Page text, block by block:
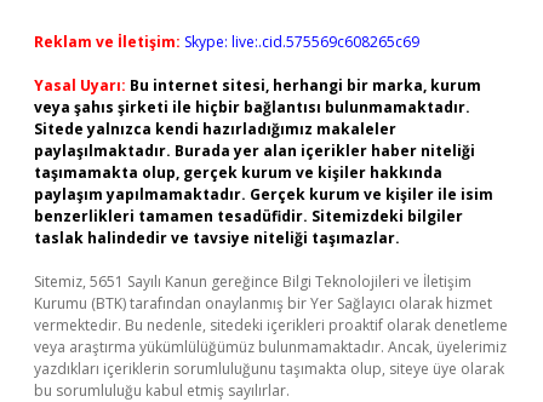
Reklam ve İletişim: Skype: live:.cid.575569c608265c69
Yasal Uyarı: Bu internet sitesi, herhangi bir marka, kurum
veya şahıs şirketi ile hiçbir bağlantısı bulunmamaktadır.
Sitede yalnızca kendi hazırladığımız makaleler
paylaşılmaktadır. Burada yer alan içerikler haber niteliği
taşımamakta olup, gerçek kurum ve kişiler hakkında
paylaşım yapılmamaktadır. Gerçek kurum ve kişiler ile isim
benzerlikleri tamamen tesadüfidir. Sitemizdeki bilgiler
taslak halindedir ve tavsiye niteliği taşımazlar.
Sitemiz, 5651 Sayılı Kanun gereğince Bilgi Teknolojileri ve İletişim
Kurumu (BTK) tarafından onaylanmış bir Yer Sağlayıcı olarak hizmet
vermektedir. Bu nedenle, sitedeki içerikleri proaktif olarak denetleme
veya araştırma yükümlülüğümüz bulunmamaktadır. Ancak, üyelerimiz
yazdıkları içeriklerin sorumluluğunu taşımakta olup, siteye üye olarak
bu sorumluluğu kabul etmiş sayılırlar.